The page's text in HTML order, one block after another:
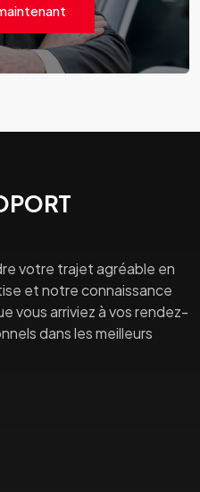
votre trajet agréable en
et notre connaissance
vous arriviez à vos rendez-
dans les meilleurs